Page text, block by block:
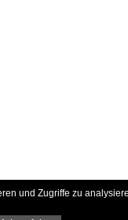
und Zugriffe zu